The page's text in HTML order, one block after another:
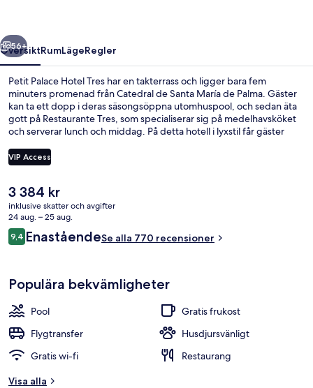
Nästa
56+
ÖversiktRumLägeRegler
Petit Palace Hotel Tres har en takterrass och ligger bara fem
minuters promenad från Catedral de Santa María de Palma. Gäster
kan ta ett dopp i deras säsongsöppna utomhuspool, och sedan äta
gott på Restaurante Tres, som specialiserar sig på medelhavsköket
och serverar lunch och middag. På detta hotell i lyxstil får gäster
Andra resenärer uppskattar den hjälpsamma personalen.
VIP Access
Det
nuvarande
priset
är
3 384 kr
3 384 kr
inklusive skatter och avgifter
24 aug. – 25 aug.
Recensioner
9,49,4 av 10,
EnaståendeSe alla 770 recensioner
Populära bekvämligheter
Pool
Gratis frukost
Flygtransfer
Husdjursvänligt
Gratis wi-fi
Restaurang
Visa alla